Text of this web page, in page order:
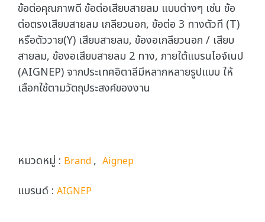
ข้อต่อคุณภาพดี ข้อต่อเสียบสายลม แบบต่างๆ เช่น ข้อ
ต่อตรงเสียบสายลม เกลียวนอก, ข้อต่อ 3 ทางตัวที (T)
หรือตัววาย(Y) เสียบสายลม, ข้องอเกลียวนอก / เสียบ
สายลม, ข้องอเสียบสายลม 2 ทาง, ภายใต้แบรนไอจ์เนป
(AIGNEP) จากประเทศอิตาลีมีหลากหลายรูปแบบ ให้
เลือกใช้ตามวัตถุประสงค์ของงาน
หมวดหมู่ : Brand, Aignep
แบรนด์ : AIGNEP